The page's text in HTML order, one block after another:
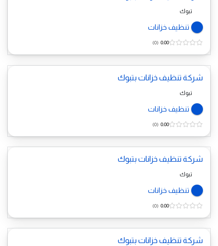
تبوك
تنظيف خزانات
0.00
0
شركة تنظيف خزانات بتبوك
تبوك
تنظيف خزانات
0.00
0
شركة تنظيف خزانات بتبوك
تبوك
تنظيف خزانات
0.00
0
شركة تنظيف خزانات بتبوك